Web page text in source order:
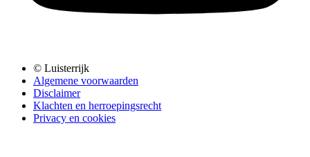
© Luisterrijk
Algemene voorwaarden
Disclaimer
Klachten en herroepingsrecht
Privacy en cookies